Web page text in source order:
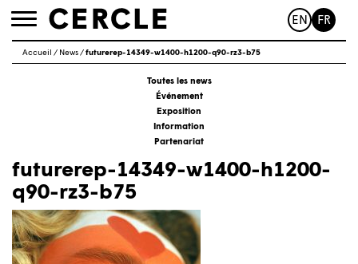
Toggle
EN FR
Accueil / News/futurerep-14349-w1400-h1200-q90-rz3-b75
Toutes les news
Événement
Exposition
Information
Partenariat
futurerep-14349-w1400-h1200-
q90-rz3-b75